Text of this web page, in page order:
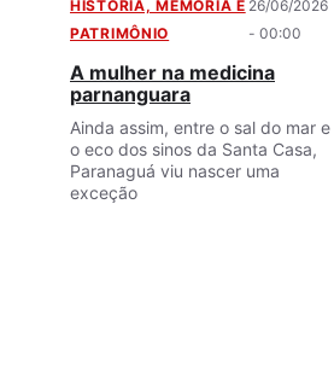
HISTÓRIA, MEMÓRIA E
PATRIMÔNIO
26/06/2026
- 00:00
A mulher na medicina
parnanguara
Ainda assim, entre o sal do mar e
o eco dos sinos da Santa Casa,
Paranaguá viu nascer uma
exceção